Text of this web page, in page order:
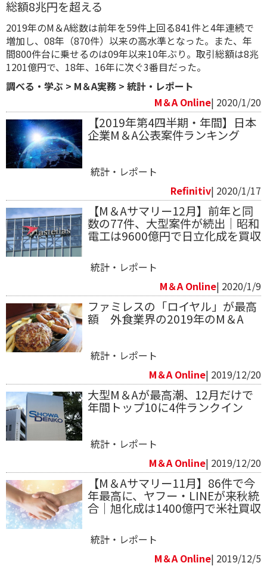
総額8兆円を超える
2019年のM＆A総数は前年を59件上回る841件と4年連続で
増加し、08年（870件）以来の高水準となった。また、年
間800件台に乗せるのは09年以来10年ぶり。取引総額は8兆
1201億円で、18年、16年に次ぐ3番目だった。
調べる・学ぶ > M＆A実務 > 統計・レポート
M＆A Online| 2020/1/20
【2019年第4四半期・年間】日本
企業M＆A公表案件ランキング
統計・レポート
Refinitiv​| 2020/1/17
【M＆Aサマリー12月】前年と同
数の77件、大型案件が続出｜昭和
電工は9600億円で日立化成を買収
統計・レポート
M＆A Online| 2020/1/9
ファミレスの「ロイヤル」が最高
額 外食業界の2019年のM＆A
統計・レポート
M＆A Online| 2019/12/20
大型M＆Aが最高潮、12月だけで
年間トップ10に4件ランクイン
統計・レポート
M＆A Online| 2019/12/20
【M＆Aサマリー11月】86件で今
年最高に、ヤフー・LINEが来秋統
合｜旭化成は1400億円で米社買収
統計・レポート
M＆A Online| 2019/12/5